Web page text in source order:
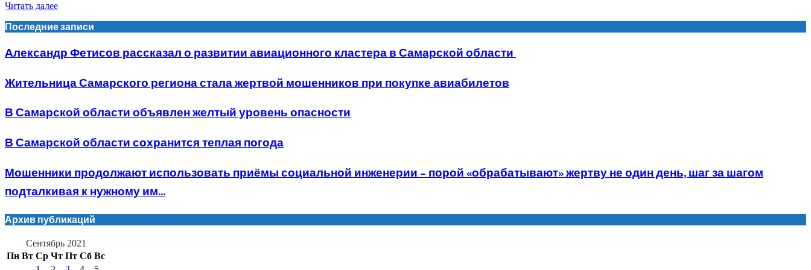
Читать далее
Последние записи
Александр Фетисов рассказал о развитии авиационного кластера в Самарской области
Жительница Самарского региона стала жертвой мошенников при покупке авиабилетов
В Самарской области объявлен желтый уровень опасности
В Самарской области сохранится теплая погода
Мошенники продолжают использовать приёмы социальной инженерии – порой «обрабатывают» жертву не один день, шаг за шагом
подталкивая к нужному им...
Архив публикаций
Сентябрь 2021
Пн Вт Ср Чт Пт Сб Вс